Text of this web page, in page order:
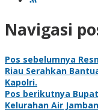
Navigasi
Pos sebelumnya
Riau Serahkan
Kapolri.
Pos berikutnya
Kelurahan Air